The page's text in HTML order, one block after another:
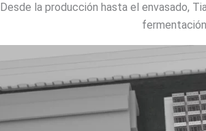
Desde la producción hasta el envasado,